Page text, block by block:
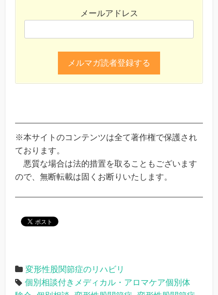
メールアドレス
※本サイトのコンテンツは全て著作権で保護され
ております。
悪質な場合は法的措置を取ることもございます
ので、無断転載は固くお断りいたします。
変形性股関節症のリハビリ
個別相談付きメディカル・アロマケア個別体